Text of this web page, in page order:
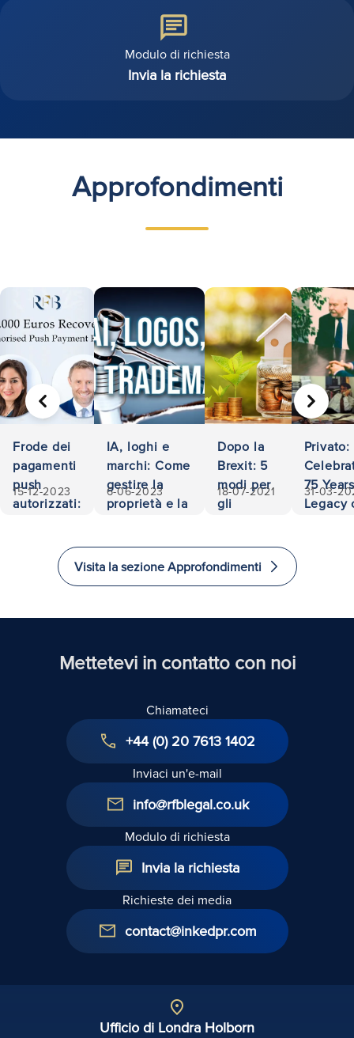
Modulo di richiesta
Invia la richiesta
Approfondimenti
Frode dei
pagamenti
push
autorizzati:
recuperati
15-12-2023
IA, loghi e
marchi: Come
gestire la
proprietà e la
6-06-2023
Dopo la
Brexit: 5
modi per
gli
investire
nel
Unito
18-07-2021
Privato:
75
Legacy
31-03-
PRECEDENTE AVANTI
Visita la sezione Approfondimenti
Mettetevi in contatto con noi
Chiamateci
+44 (0) 20 7613 1402
Inviaci un'e-mail
info@rfblegal.co.uk
Modulo di richiesta
Invia la richiesta
Richieste dei media
contact@inkedpr.com
Ufficio di Londra Holborn